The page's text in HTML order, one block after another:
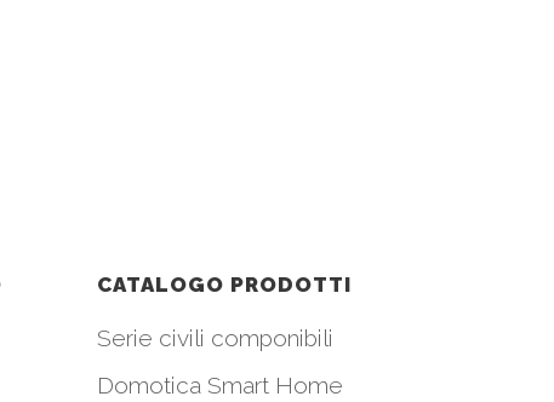
CATALOGO PRODOTTI
Serie civili componibili
Domotica Smart Home